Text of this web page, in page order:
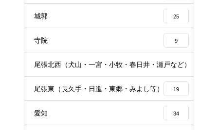
城郭 25
寺院 9
尾張北西（犬山・一宮・小牧・春日井・瀬戸など）
尾張東（長久手・日進・東郷・みよし等） 19
愛知 34